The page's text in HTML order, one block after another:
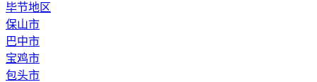
毕节地区
保山市
巴中市
宝鸡市
包头市